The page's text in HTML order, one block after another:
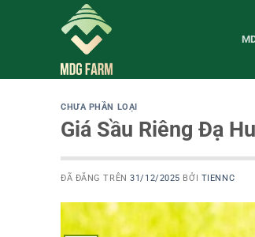
CHƯA PHẦN LOẠI
Giá Sầu Riêng Đạ
ĐÃ ĐĂNG TRÊN31/12/2025 BỞI TIENNC